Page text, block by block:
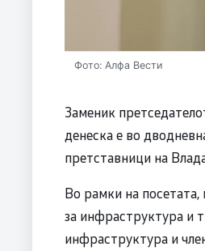
Фото: Алфа Вести
Заменик
денеска е во
претставници на
Во рамки на
за инфраструктура и
инфраструктура и